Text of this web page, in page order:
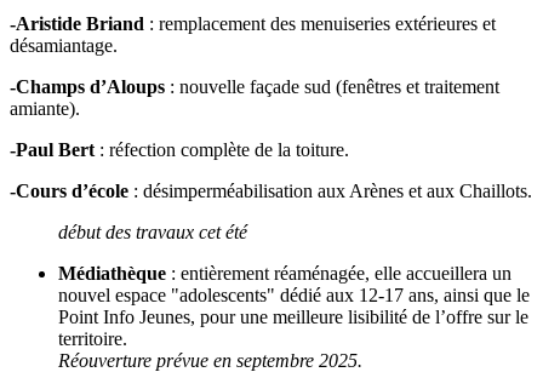
-Aristide Briand : remplacement des menuiseries extérieures et
désamiantage.
-Champs d’Aloups : nouvelle façade sud (fenêtres et traitement
amiante).
-Paul Bert : réfection complète de la toiture.
-Cours d’école : désimperméabilisation aux Arènes et aux Chaillots.
début des travaux cet été
Médiathèque : entièrement réaménagée, elle accueillera un
nouvel espace "adolescents" dédié aux 12-17 ans, ainsi que le
Point Info Jeunes, pour une meilleure lisibilité de l’offre sur le
territoire.
Réouverture prévue en septembre 2025.